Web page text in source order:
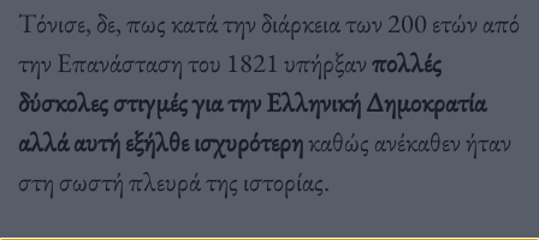
Τόνισε, δε, πως κατά την διάρκεια των 200 ετών από
την Επανάσταση του 1821 υπήρξανπολλές
δύσκολες στιγμές για την Ελληνική Δημοκρατία
αλλά αυτή εξήλθε ισχυρότερηκαθώς ανέκαθεν ήταν
στη σωστή πλευρά της ιστορίας.